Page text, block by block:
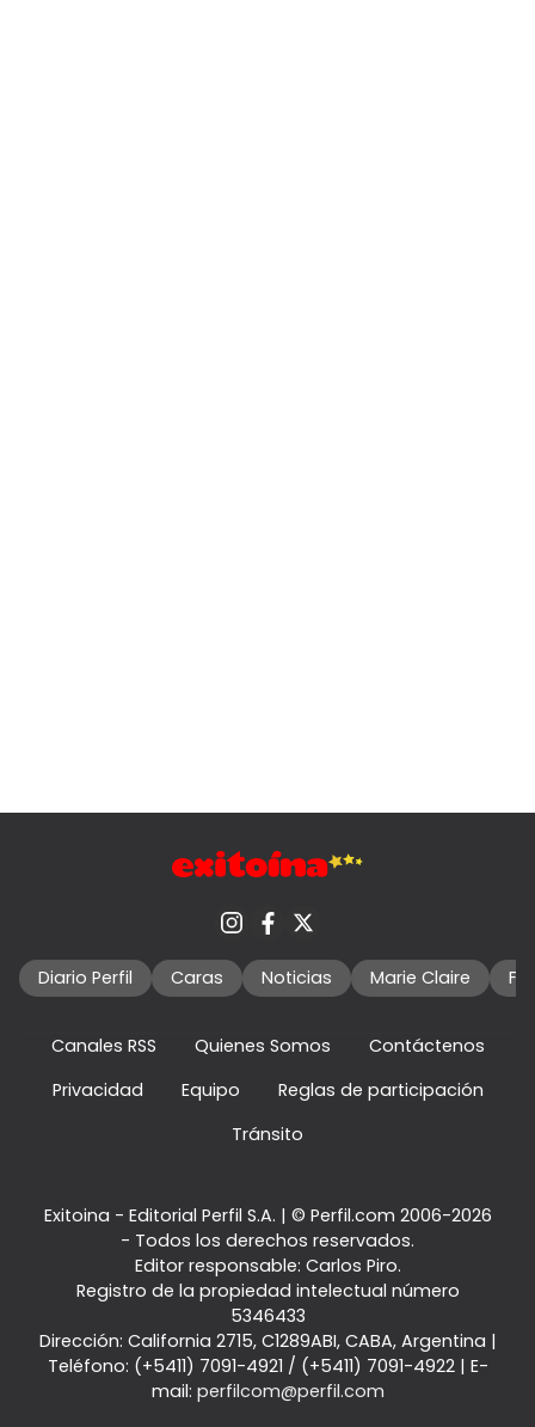
Diario Perfil Caras Noticias Marie Claire
Canales RSS Quienes Somos
Contáctenos
Privacidad
Equipo
Reglas de participación
Tránsito
Exitoina - Editorial Perfil S.A. | © Perfil.com 2006-2026
- Todos los derechos reservados.
Editor responsable: Carlos Piro.
Registro de la propiedad intelectual número
5346433
Dirección: California 2715, C1289ABI, CABA, Argentina |
Teléfono: (+5411) 7091-4921 / (+5411) 7091-4922| E-
mail: perfilcom@perfil.com